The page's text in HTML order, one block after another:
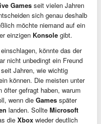
Games seit vielen Jahren
sich genau deshalb
möchte niemand auf ein
einzigen Konsole gibt.
könnte das der
nicht unbedingt ein Freund
Jahren, wie wichtig
können. Die meisten unter
gefragt haben, warum
wenn die Games später
landen. Sollte Microsoft
die Xbox wieder deutlich